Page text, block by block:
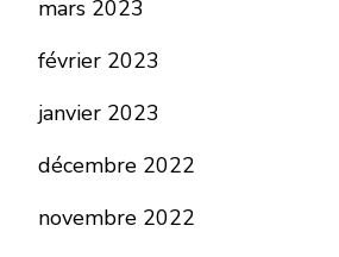
mars 2023
février 2023
janvier 2023
décembre 2022
novembre 2022